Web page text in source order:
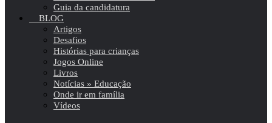
Guia da candidatura
BLOG
Artigos
Desafios
Histórias para crianças
Jogos Online
Livros
Notícias » Educação
Onde ir em família
Vídeos